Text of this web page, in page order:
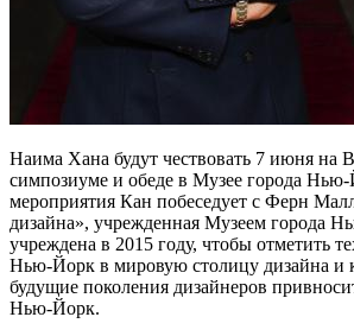
Наима Хана будут чествовать 7 июня на
симпозиуме и обеде в Музее города
мероприятия Кан побеседует с Ферн
дизайна», учрежденная Музеем города
учреждена в 2015 году, чтобы отметить
Нью-Йорк в мировую столицу дизайна и
будущие поколения дизайнеров
Нью-Йорк.